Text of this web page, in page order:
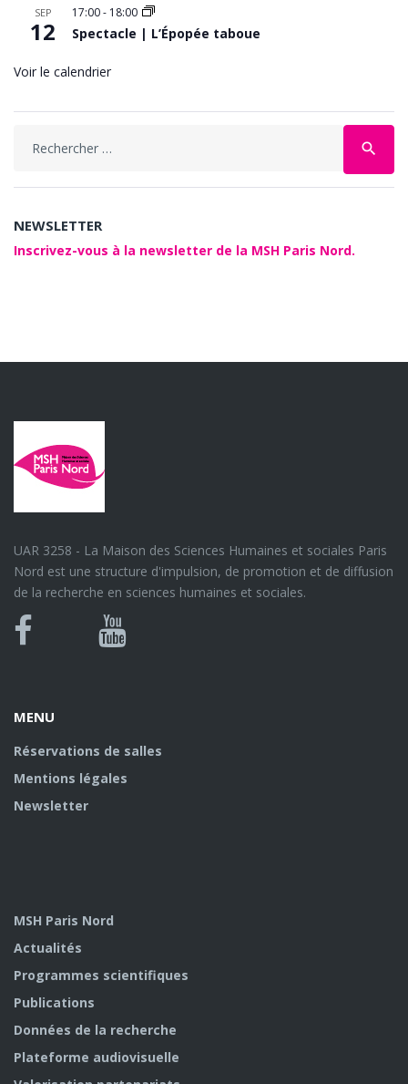
SEP
12
17:00- 18:00
Spectacle | L’Épopée taboue
Voir le calendrier
search
NEWSLETTER
Inscrivez-vous à la newsletter de la MSH Paris Nord.
UAR 3258 - La Maison des Sciences Humaines et sociales Paris
Nord est une structure d'impulsion, de promotion et de diffusion
de la recherche en sciences humaines et sociales.
Bluesky
Canal
MENU
Réservations de salles
Mentions légales
Newsletter
MSH Paris Nord
Actualités
Programmes scientifiques
Publications
Données de la recherche
Plateforme audiovisuelle